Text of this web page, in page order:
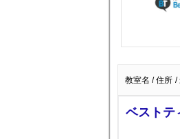
教室名 / 住所 /
ベストテ